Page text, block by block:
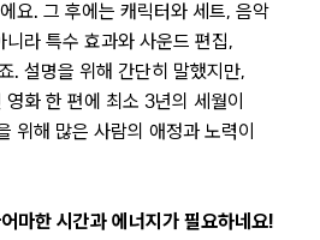
요. 그 후에는 캐릭터와 세트, 음악
라 특수 효과와 사운드 편집,
. 설명을 위해 간단히 말했지만,
화 한 편에 최소 3년의 세월이
위해 많은 사람의 애정과 노력이
마한 시간과 에너지가 필요하네요!